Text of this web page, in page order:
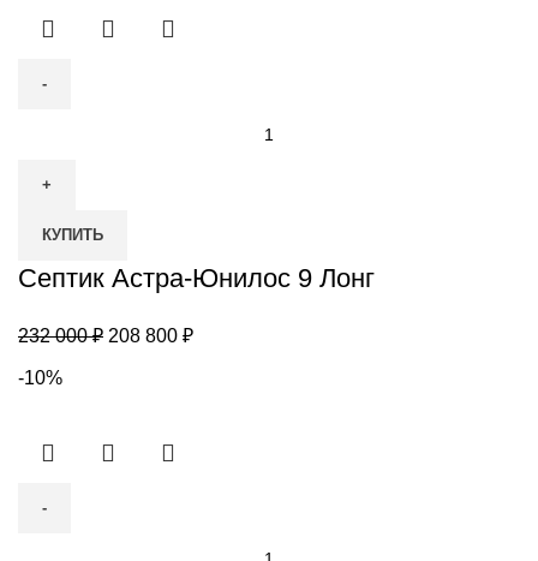
Септик
Юнилос
9
КУПИТЬ
Септик Астра-Юнилос 9 Лонг
232 000₽ Первоначальная
208 800 ₽Текущая
-10%